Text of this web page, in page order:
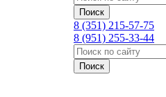
8 (351) 215-57-75
8 (951) 255-33-44